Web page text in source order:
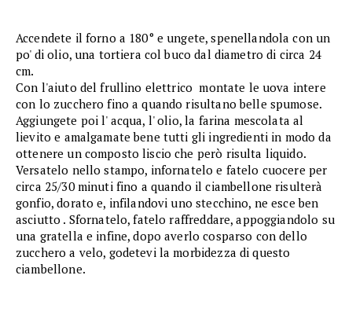
Accendete il forno a 180° e ungete, spenellandola con un
po' di olio, una tortiera col buco dal diametro di circa 24
cm.
Con l'aiuto del frullino elettrico montate le uova intere
con lo zucchero fino a quando risultano belle spumose.
Aggiungete poi l' acqua, l' olio, la farina mescolata al
lievito e amalgamate bene tutti gli ingredienti in modo da
ottenere un composto liscio che però risulta liquido.
Versatelo nello stampo, infornatelo e fatelo cuocere per
circa 25/30 minuti fino a quando il ciambellone risulterà
gonfio, dorato e, infilandovi uno stecchino, ne esce ben
asciutto . Sfornatelo, fatelo raffreddare, appoggiandolo su
una gratella e infine, dopo averlo cosparso con dello
zucchero a velo, godetevi la morbidezza di questo
ciambellone.